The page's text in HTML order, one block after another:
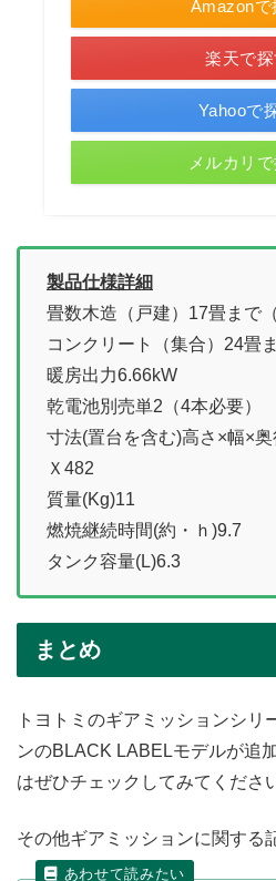
Amazonで
楽天で探
Yahooで
メルカリ
製品仕様詳細
畳数木造（戸建）17畳まで
コンクリート（集合）24畳
暖房出力6.66kW
乾電池別売単2（4本必要）
寸法(置台を含む)高さ×幅×
Ｘ482
質量(Kg)11
燃焼継続時間(約・ｈ)9.7
タンク容量(L)6.3
まとめ
トヨトミのギアミッションシリ
ンのBLACK LABELモデルが追
はぜひチェックしてみてくださ
その他ギアミッションに関する